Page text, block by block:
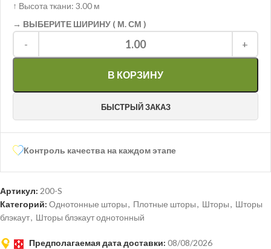
↑ Высота ткани: 3.00 м
→ ВЫБЕРИТЕ ШИРИНУ ( М. СМ )
- +
1.00
В КОРЗИНУ
БЫСТРЫЙ ЗАКАЗ
Контроль качества на каждом этапе
Артикул: 200-S
Категорий: Однотонные шторы, Плотные шторы, Шторы, Шторы
блэкаут, Шторы блэкаут однотонный
Предполагаемая дата доставки: 08/08/2026